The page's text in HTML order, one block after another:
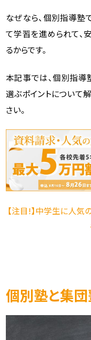
なぜなら、個別指導塾
て学習を進められて、
るからです。
本記事では、個別指導
選ぶポイントについて
さい。
【注目!】中学生に人
個別塾と集